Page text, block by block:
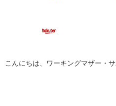
こんにちは、ワーキングマザー・